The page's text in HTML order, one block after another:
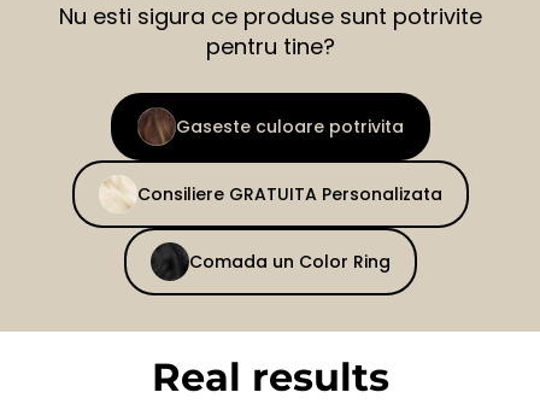
Nu esti sigura ce produse sunt potrivite
pentru tine?
Gaseste culoare potrivita
Consiliere GRATUITA Personalizata
Comada un Color Ring
Real results